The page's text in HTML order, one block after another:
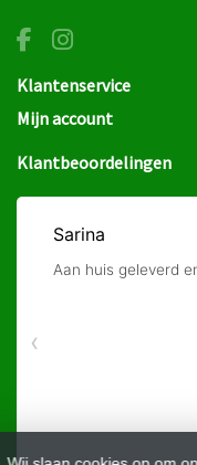
Klantenservice
Mijn account
Klantbeoordelingen